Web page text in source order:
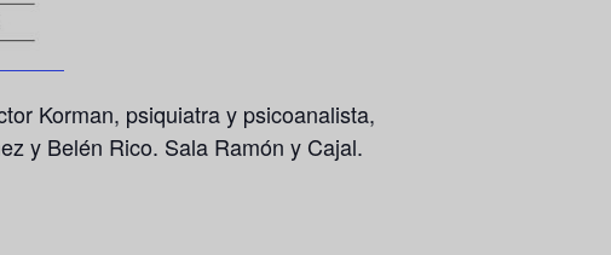
Korman, psiquiatra y psicoanalista,
y Belén Rico. Sala Ramón y Cajal.